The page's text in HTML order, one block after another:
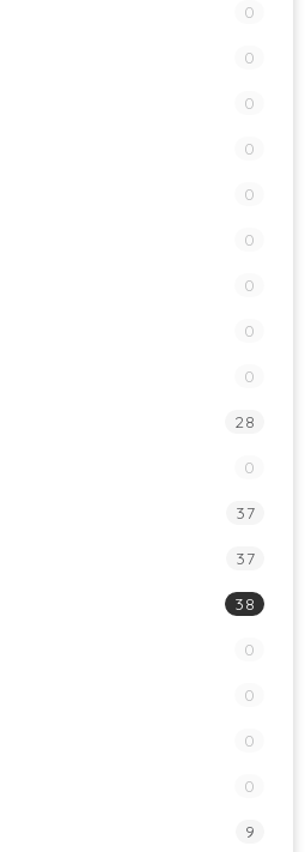
0
0
0
0
0
0
0
0
0
28
0
37
37
38
0
0
0
0
9